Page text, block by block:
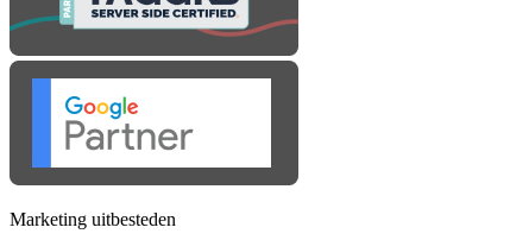
Marketing uitbesteden